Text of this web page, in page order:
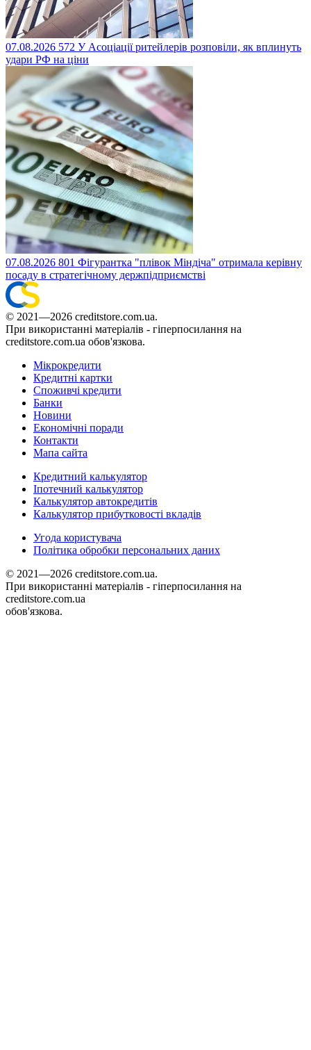
07.08.2026 572 У Асоціації ритейлерів розповіли, як вплинуть
удари РФ на ціни
07.08.2026 801 Фігурантка "плівок Міндіча" отримала керівну
посаду в стратегічному держпідприємстві
© 2021—2026 creditstore.com.ua.
При використанні матеріалів - гіперпосилання на
creditstore.com.ua обов'язкова.
Мікрокредити
Кредитні картки
Споживчі кредити
Банки
Новини
Економічні поради
Контакти
Мапа сайта
Кредитний калькулятор
Іпотечний калькулятор
Калькулятор автокредитів
Калькулятор прибутковості вкладів
Угода користувача
Політика обробки персональних даних
© 2021—2026 creditstore.com.ua.
При використанні матеріалів - гіперпосилання на
creditstore.com.ua
обов'язкова.